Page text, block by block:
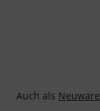
Auch als Neuware